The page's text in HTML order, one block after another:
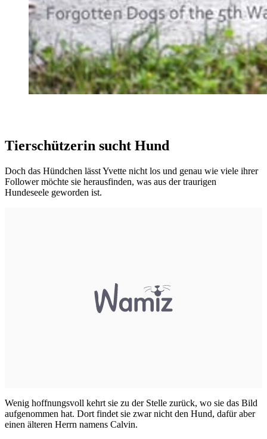
Tierschützerin sucht Hund
Doch das Hündchen lässt Yvette nicht los und genau wie viele ihrer
Follower möchte sie herausfinden, was aus der traurigen
Hundeseele geworden ist.
Wenig hoffnungsvoll kehrt sie zu der Stelle zurück, wo sie das Bild
aufgenommen hat. Dort findet sie zwar nicht den Hund, dafür aber
einen älteren Herrn namens Calvin.